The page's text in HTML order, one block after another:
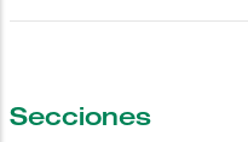
Secciones